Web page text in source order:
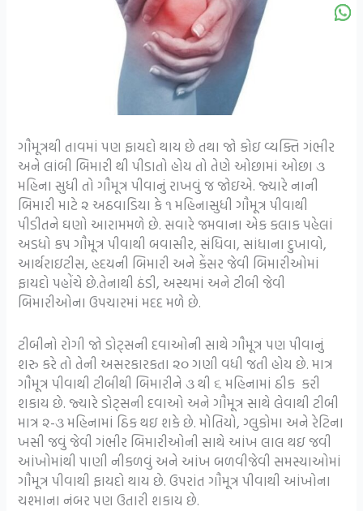
ગૌમૂત્રથી તાવમાં પણ ફાયદો થાય છે તથા જો કોઇ વ્યક્તિ ગંભીર
અને લાંબી બિમારી થી પીડાતો હોય તો તેણે ઓછામાં ઓછા ૩
મહિના સુધી તો ગૌમૂત્ર પીવાનું રાખવું જ જોઇએ. જ્યારે નાની
બિમારી માટે ૨ અઠવાડિયા કે ૧ મહિનાસુધી ગૌમૂત્ર પીવાથી
પીડીતને ઘણો આરામમળે છે. સવારે જમવાના એક કલાક પહેલાં
અડધો કપ ગૌમૂત્ર પીવાથી બવાસીર, સંધિવા, સાંધાના દુખાવો,
આર્થરાઇટીસ, હદયની બિમારી અને કેંસર જેવી બિમારીઓમાં
ફાયદો પહોંચે છે.તેનાથી ઠંડી, અસ્થમાં અને ટીબી જેવી
બિમારીઓના ઉપચારમાં મદદ મળે છે.
ટીબીનો રોગી જો ડોટ્સની દવાઓની સાથે ગૌમૂત્ર પણ પીવાનું
શરુ કરે તો તેની અસરકારકતા ૨૦ ગણી વધી જતી હોય છે. માત્ર
ગૌમૂત્ર પીવાથી ટીબીથી બિમારીને ૩ થી ૬ મહિનામાં ઠીક કરી
શકાય છે. જ્યારે ડોટ્સની દવાઓ અને ગૌમૂત્ર સાથે લેવાથી ટીબી
માત્ર ૨-૩ મહિનામાં ઠિક થઇ શકે છે. મોતિયો, ગ્લુકોમા અને રેટિના
ખસી જવું જેવી ગંભીર બિમારીઓની સાથે આંખ લાલ થઇ જવી
આંખોમાંથી પાણી નીકળવું અને આંખ બળવીજેવી સમસ્યાઓમાં
ગૌમૂત્ર પીવાથી ફાયદો થાય છે. ઉપરાંત ગૌમૂત્ર પીવાથી આંખોના
ચશ્માના નંબર પણ ઉતારી શકાય છે.